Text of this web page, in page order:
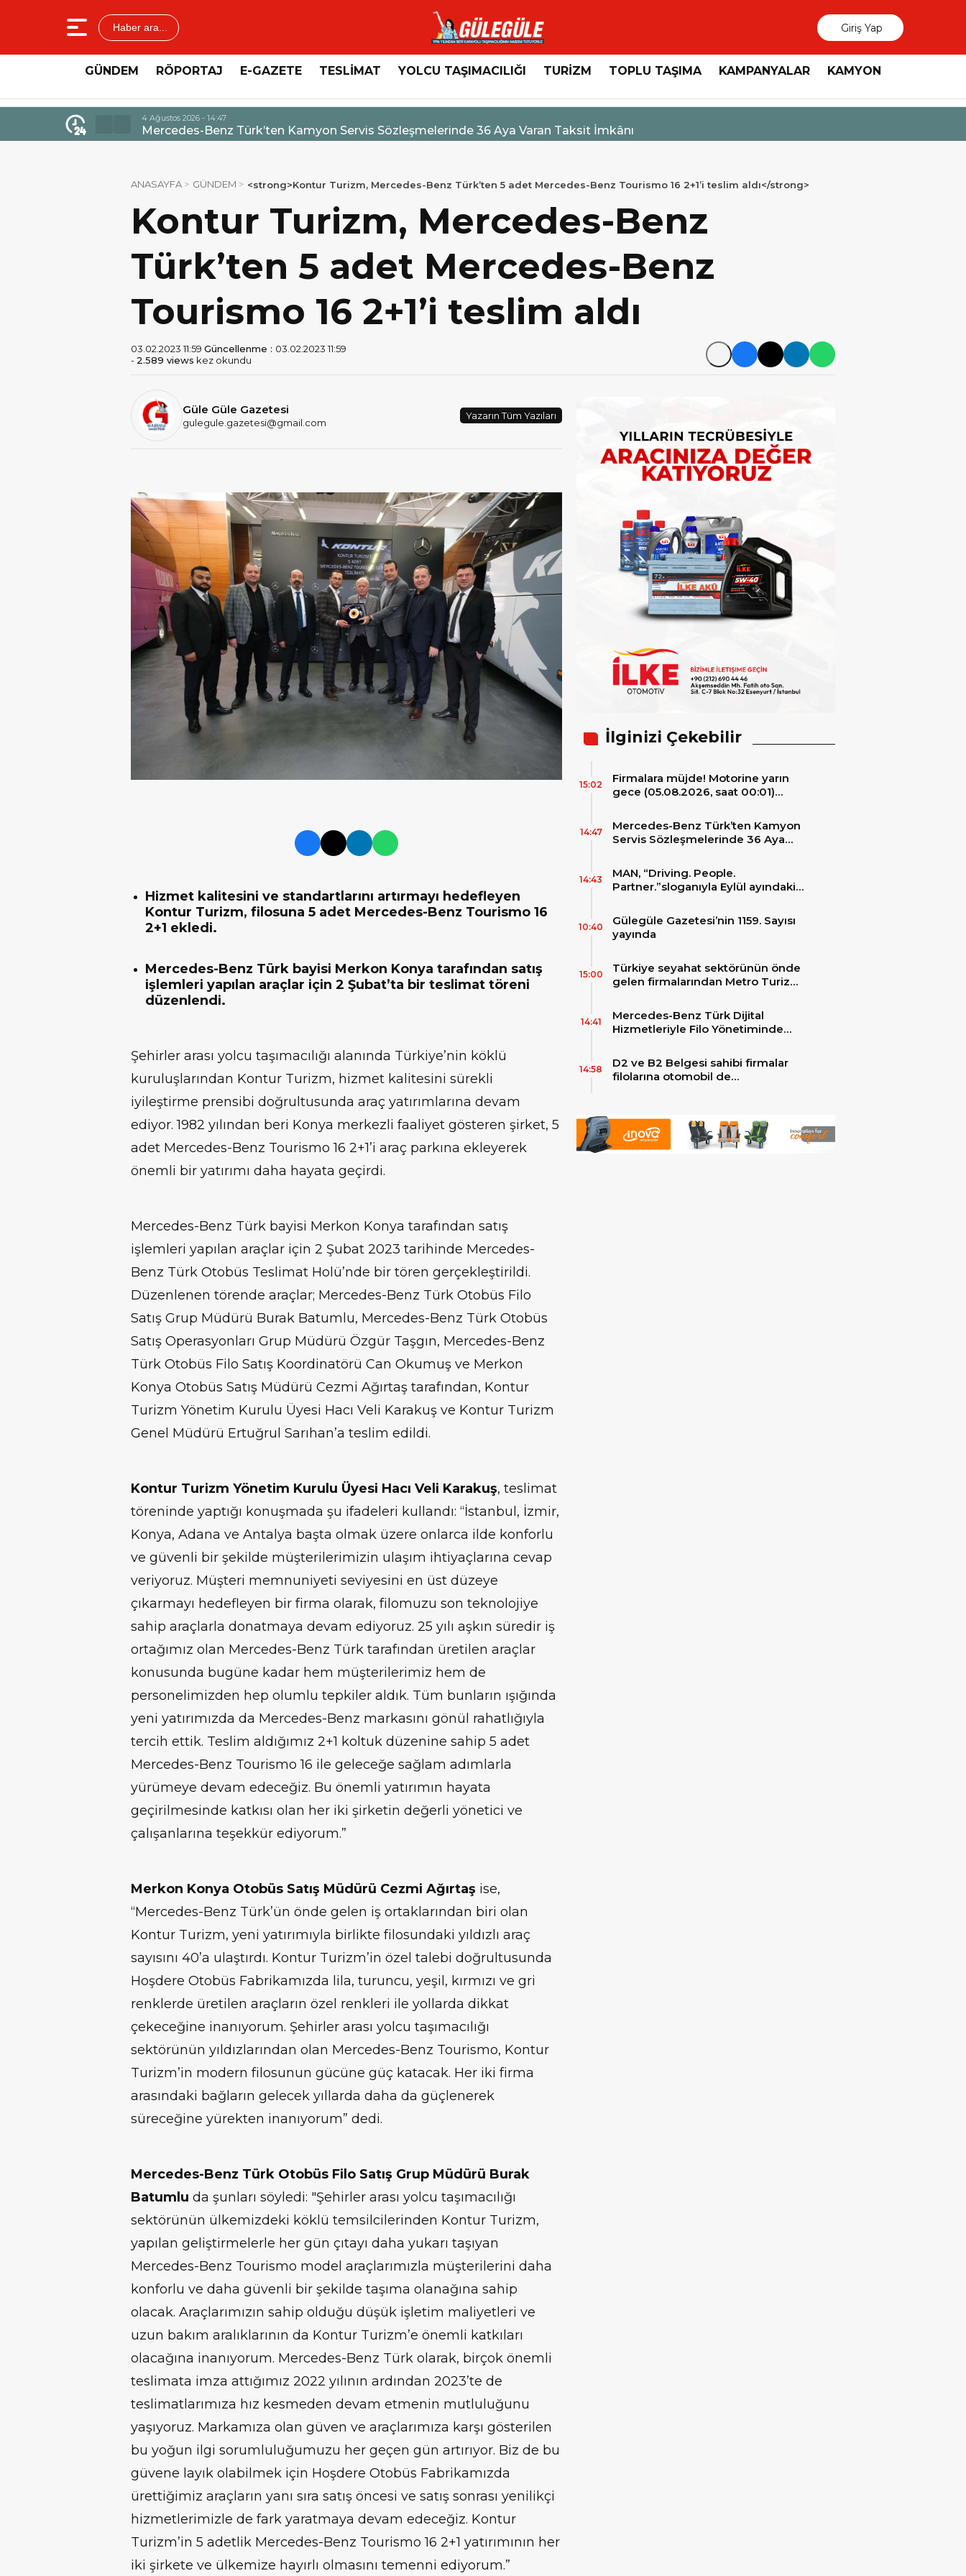
Haber ara... Giriş Yap
GÜNDEM RÖPORTAJ E-GAZETE TESLİMAT YOLCU TAŞIMACILIĞI TURİZM TOPLU TAŞIMA KAMPANYALAR KAMYON
4 Ağustos 2026 - 14:47
Mercedes-Benz Türk’ten Kamyon Servis Sözleşmelerinde 36 Aya Varan Taksit İmkânı
ANASAYFA GÜNDEM <strong>Kontur Turizm, Mercedes-Benz Türk’ten 5 adet Mercedes-Benz Tourismo 16 2+1’i teslim aldı</strong>
Kontur Turizm, Mercedes-Benz
Türk’ten 5 adet Mercedes-Benz
Tourismo 16 2+1’i teslim aldı
03.02.2023 11:59 Güncellenme : 03.02.2023 11:59
- 2.589 views kez okundu
Güle Güle Gazetesi
gulegule.gazetesi@gmail.com
Yazarın Tüm Yazıları
Hizmet kalitesini ve standartlarını artırmayı hedefleyen
Kontur Turizm, filosuna 5 adet Mercedes-Benz Tourismo 16
2+1 ekledi.
Mercedes-Benz Türk bayisi Merkon Konya tarafından satış
işlemleri yapılan araçlar için 2 Şubat’ta bir teslimat töreni
düzenlendi.
Şehirler arası yolcu taşımacılığı alanında Türkiye’nin köklü
kuruluşlarından Kontur Turizm, hizmet kalitesini sürekli
iyileştirme prensibi doğrultusunda araç yatırımlarına devam
ediyor. 1982 yılından beri Konya merkezli faaliyet gösteren şirket, 5
adet Mercedes-Benz Tourismo 16 2+1’i araç parkına ekleyerek
önemli bir yatırımı daha hayata geçirdi.
Mercedes-Benz Türk bayisi Merkon Konya tarafından satış
işlemleri yapılan araçlar için 2 Şubat 2023 tarihinde Mercedes-
Benz Türk Otobüs Teslimat Holü’nde bir tören gerçekleştirildi.
Düzenlenen törende araçlar; Mercedes-Benz Türk Otobüs Filo
Satış Grup Müdürü Burak Batumlu, Mercedes-Benz Türk Otobüs
Satış Operasyonları Grup Müdürü Özgür Taşgın, Mercedes-Benz
Türk Otobüs Filo Satış Koordinatörü Can Okumuş ve Merkon
Konya Otobüs Satış Müdürü Cezmi Ağırtaş tarafından, Kontur
Turizm Yönetim Kurulu Üyesi Hacı Veli Karakuş ve Kontur Turizm
Genel Müdürü Ertuğrul Sarıhan’a teslim edildi.
Kontur Turizm Yönetim Kurulu Üyesi Hacı Veli Karakuş, teslimat
töreninde yaptığı konuşmada şu ifadeleri kullandı: “İstanbul, İzmir,
Konya, Adana ve Antalya başta olmak üzere onlarca ilde konforlu
ve güvenli bir şekilde müşterilerimizin ulaşım ihtiyaçlarına cevap
veriyoruz. Müşteri memnuniyeti seviyesini en üst düzeye
çıkarmayı hedefleyen bir firma olarak, filomuzu son teknolojiye
sahip araçlarla donatmaya devam ediyoruz. 25 yılı aşkın süredir iş
ortağımız olan Mercedes-Benz Türk tarafından üretilen araçlar
konusunda bugüne kadar hem müşterilerimiz hem de
personelimizden hep olumlu tepkiler aldık. Tüm bunların ışığında
yeni yatırımızda da Mercedes-Benz markasını gönül rahatlığıyla
tercih ettik. Teslim aldığımız 2+1 koltuk düzenine sahip 5 adet
Mercedes-Benz Tourismo 16 ile geleceğe sağlam adımlarla
yürümeye devam edeceğiz. Bu önemli yatırımın hayata
geçirilmesinde katkısı olan her iki şirketin değerli yönetici ve
çalışanlarına teşekkür ediyorum.”
Merkon Konya Otobüs Satış Müdürü Cezmi Ağırtaş ise,
“Mercedes-Benz Türk’ün önde gelen iş ortaklarından biri olan
Kontur Turizm, yeni yatırımıyla birlikte filosundaki yıldızlı araç
sayısını 40’a ulaştırdı. Kontur Turizm’in özel talebi doğrultusunda
Hoşdere Otobüs Fabrikamızda lila, turuncu, yeşil, kırmızı ve gri
renklerde üretilen araçların özel renkleri ile yollarda dikkat
çekeceğine inanıyorum. Şehirler arası yolcu taşımacılığı
sektörünün yıldızlarından olan Mercedes-Benz Tourismo, Kontur
Turizm’in modern filosunun gücüne güç katacak. Her iki firma
arasındaki bağların gelecek yıllarda daha da güçlenerek
süreceğine yürekten inanıyorum” dedi.
Mercedes-Benz Türk Otobüs Filo Satış Grup Müdürü Burak
Batumlu da şunları söyledi: "Şehirler arası yolcu taşımacılığı
sektörünün ülkemizdeki köklü temsilcilerinden Kontur Turizm,
yapılan geliştirmelerle her gün çıtayı daha yukarı taşıyan
Mercedes-Benz Tourismo model araçlarımızla müşterilerini daha
konforlu ve daha güvenli bir şekilde taşıma olanağına sahip
olacak. Araçlarımızın sahip olduğu düşük işletim maliyetleri ve
uzun bakım aralıklarının da Kontur Turizm’e önemli katkıları
olacağına inanıyorum. Mercedes-Benz Türk olarak, birçok önemli
teslimata imza attığımız 2022 yılının ardından 2023’te de
teslimatlarımıza hız kesmeden devam etmenin mutluluğunu
yaşıyoruz. Markamıza olan güven ve araçlarımıza karşı gösterilen
bu yoğun ilgi sorumluluğumuzu her geçen gün artırıyor. Biz de bu
güvene layık olabilmek için Hoşdere Otobüs Fabrikamızda
ürettiğimiz araçların yanı sıra satış öncesi ve satış sonrası yenilikçi
hizmetlerimizle de fark yaratmaya devam edeceğiz. Kontur
Turizm’in 5 adetlik Mercedes-Benz Tourismo 16 2+1 yatırımının her
iki şirkete ve ülkemize hayırlı olmasını temenni ediyorum.”
İlginizi Çekebilir
Firmalara müjde! Motorine yarın
gece (05.08.2026, saat 00:01)
bekleniyor.
15:02
Mercedes-Benz Türk’ten Kamyon
Servis Sözleşmelerinde 36 Aya
14:47
MAN, “Driving. People.
Partner.”sloganıyla Eylül ayındaki
14:43
Gülegüle Gazetesi’nin 1159. Sayısı
yayında
10:40
Türkiye seyahat sektörünün önde
gelen firmalarından Metro Turizm
zirvesindeki 2 adet yepyeni MAN
Skyliner ile güçlendirdi!
15:00
Mercedes-Benz Türk Dijital
Hizmetleriyle Filo Yönetiminde
14:41
D2 ve B2 Belgesi sahibi firmalar
filolarına otomobil de
14:58